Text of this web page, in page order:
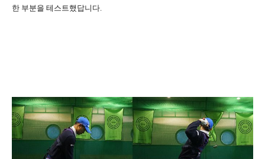
한 부분을 테스트했답니다.